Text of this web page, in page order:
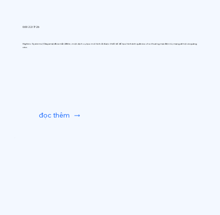
0:00 22/7/26
Hightec Systems (Okayama) đã ra mắt AIfitte, một dịch vụ tạo mô hình AI được thiết kế để tạo hình ảnh quần áo cho thương mại điện tử, mạng xã hội và quảng
cáo.
đọc thêm